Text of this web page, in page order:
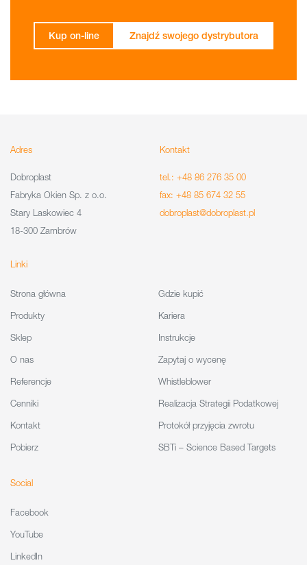
Kup on-line Znajdź swojego dystrybutora
Adres
Dobroplast
Fabryka Okien Sp. z o.o.
Stary Laskowiec 4
18-300 Zambrów
Kontakt
tel.: +48 86 276 35 00
fax: +48 85 674 32 55
dobroplast@dobroplast.pl
Linki
Strona główna
Produkty
Sklep
O nas
Referencje
Cenniki
Kontakt
Pobierz
Gdzie kupić
Kariera
Instrukcje
Zapytaj o wycenę
Whistleblower
Realizacja Strategii Podatkowej
Protokół przyjęcia zwrotu
SBTi – Science Based Targets
Social
Facebook
YouTube
LinkedIn